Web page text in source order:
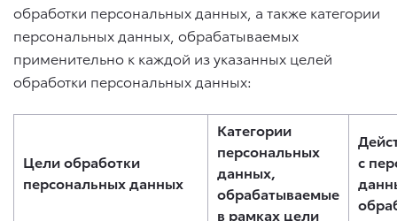
обработки персональных данных, а также категории
персональных данных, обрабатываемых
применительно к каждой из указанных целей
обработки персональных данных:
Цели обработки
персональных данных
Категории
персональных
данных,
обрабатываемые
в рамках цели
с